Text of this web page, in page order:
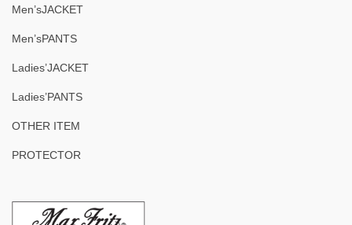
Men’sJACKET
Men’sPANTS
Ladies’JACKET
Ladies’PANTS
OTHER ITEM
PROTECTOR